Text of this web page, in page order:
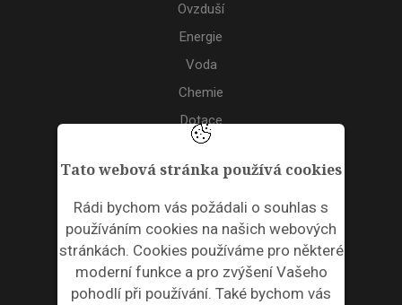
Tato webová stránka používá cookies
Rádi bychom vás požádali o souhlas s
používáním cookies na našich webových
stránkách. Cookies používáme pro některé
moderní funkce a pro zvýšení Vašeho
pohodlí při používání. Také bychom vás
Ovzduší
Energie
Voda
Chemie
Dotace
Akce
ODPADNÍ PLASTY
NEWSLETTER